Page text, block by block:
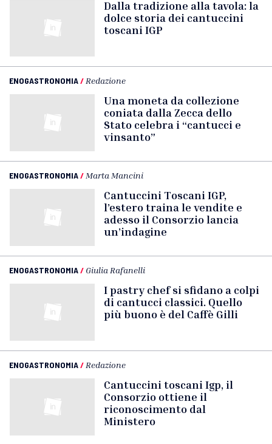
Dalla tradizione alla tavola: la
dolce storia dei cantuccini
toscani IGP
ENOGASTRONOMIA/ Redazione
Una moneta da collezione
coniata dalla Zecca dello
Stato celebra i “cantucci e
vinsanto”
ENOGASTRONOMIA/ Marta Mancini
Cantuccini Toscani IGP,
l’estero traina le vendite e
adesso il Consorzio lancia
un’indagine
ENOGASTRONOMIA/ Giulia Rafanelli
I pastry chef si sfidano a colpi
di cantucci classici. Quello
più buono è del Caffè Gilli
ENOGASTRONOMIA/ Redazione
Cantuccini toscani Igp, il
Consorzio ottiene il
riconoscimento dal
Ministero